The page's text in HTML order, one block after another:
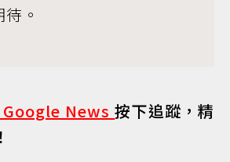
。
Google News按下追蹤，精